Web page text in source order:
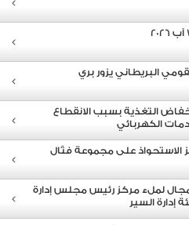
البريطاني يزور بري
التغذية بسبب الانقطاع
الكهربائي
لملء مركز رئيس مجلس إدارة
إدارة السير